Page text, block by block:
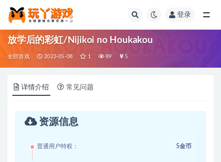
登录
放学后的彩虹/Nijikoi no Houkakou
全部游戏 2023-05-08 1 89 5
详情介绍 常见问题
资源信息
普通用户特权： 5金币